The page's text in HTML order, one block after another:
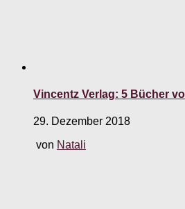
Vincentz Verlag: 5 Bücher
29. Dezember 2018
von Natali